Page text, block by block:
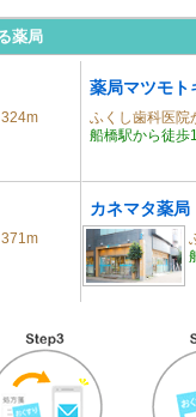
薬局
薬局マツモト
ふくし歯科医院
船橋駅から徒歩
カネマタ薬